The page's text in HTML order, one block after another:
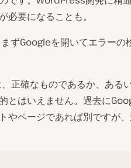
要になることも。
ずGoogleを開いてエラーの
正確なものであるか、ある
とはいえません。過去に
やページであれば別ですが